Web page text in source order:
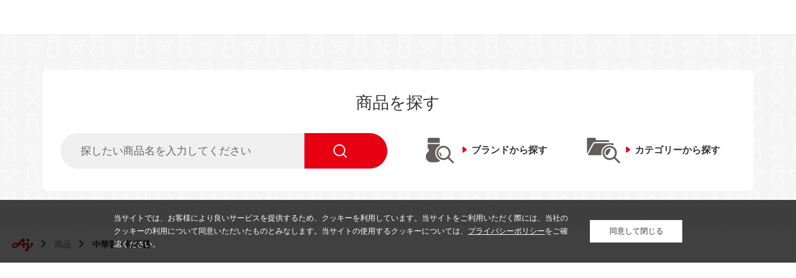
商品 中華醤・韓国醤
商品を探す
ブランドから探す カテゴリーから探す
当サイトでは、お客様により良いサービスを提供するため、クッキーを利用しています。当サイトをご利用いただく際には、当社の
クッキーの利用について同意いただいたものとみなします。当サイトの使用するクッキーについては、 プライバシーポリシーをご確
認ください。
同意して閉じる